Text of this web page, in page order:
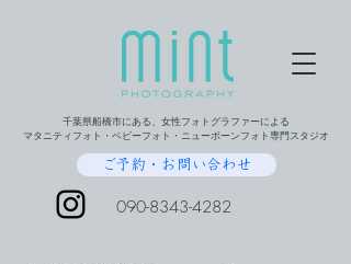
千葉県船橋市にある、女性フォトグラファーによる
マタニティフォト・ベビーフォト・ニューボーンフォト専門スタジオ
ご予約・お問い合わせ
090-8343-4282